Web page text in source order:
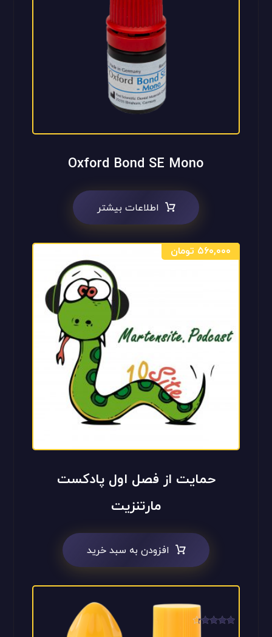
Oxford Bond SE Mono
اطلاعات بیشتر
حمایت از فصل اول پادکست
مارتنزیت
۵۶۰,۰۰۰ تومان
افزودن به سبد خرید